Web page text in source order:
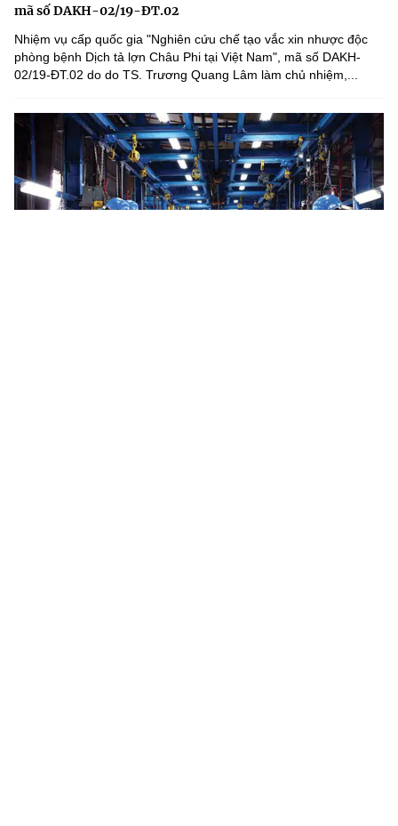
mã số DAKH-02/19-ĐT.02
Nhiệm vụ cấp quốc gia "Nghiên cứu chế tạo vắc xin nhược độc
phòng bệnh Dịch tả lợn Châu Phi tại Việt Nam", mã số DAKH-
02/19-ĐT.02 do do TS. Trương Quang Lâm làm chủ nhiệm,...